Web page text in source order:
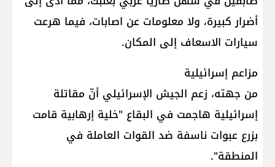
أضرار كبيرة، ولا معلومات عن اصابات، فيما هرعت
سيارات الاسعاف إلى المكان.
مزاعم إسرائيلية
من جهته، زعم الجيش الإسرائيلي أنّ مقاتلة
إسرائيلية هاجمت في البقاع "خلية إرهابية قامت
بزرع عبوات ناسفة ضد القوات العاملة في
المنطقة".